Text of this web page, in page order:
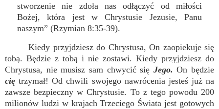
stworzenie nie zdoła nas odłączyć od miłości
Bożej, która jest w Chrystusie Jezusie, Panu
naszym” (Rzymian 8:35-39).
Kiedy przyjdziesz do Chrystusa, On zaopiekuje się
tobą. Będzie z tobą i nie zostawi. Kiedy przyjdziesz do
Chrystusa, nie musisz sam chwycić się Jego. On będzie
cię trzymał! Od chwili swojego nawrócenia jesteś już na
zawsze bezpieczny w Chrystusie. To z tego powodu 200
milionów ludzi w krajach Trzeciego Świata jest gotowych